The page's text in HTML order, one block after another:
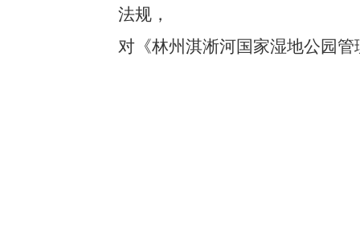
法规，
对《林州淇淅河国家湿地公园